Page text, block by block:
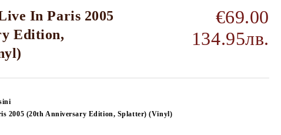
In Paris 2005
Edition,
€69.00
134.95лв.
2005 (20th Anniversary Edition, Splatter) (Vinyl)